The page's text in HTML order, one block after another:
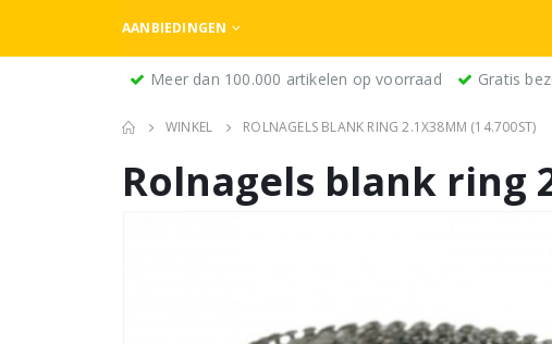
AANBIEDINGEN
Meer dan 100.000 artikelen op voorraad Gratis
WINKEL ROLNAGELS BLANK RING 2.1X38MM (14.700ST)
Rolnagels blank ring